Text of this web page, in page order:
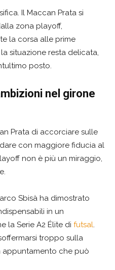
Il Maccan Prata si
zona playoff,
la corsa alle prime
la situazione resta delicata,
posto.
nel girone
Prata di accorciare sulle
con maggiore fiducia al
non è più un miraggio,
Sbisà ha dimostrato
in un
la Serie A2 Élite di futsal.
troppo sulla
appuntamento che può